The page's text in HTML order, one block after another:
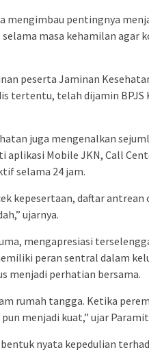
mengimbau pentingnya
masa kehamilan agar
peserta Jaminan
tertentu, telah dijamin BPJS
juga mengenalkan
Mobile JKN, Call
selama 24 jam.
kepesertaan, daftar
ujarnya.
mengapresiasi
peran sentral dalam
menjadi perhatian bersama.
rumah tangga. Ketika
menjadi kuat,” ujar
nyata kepedulian